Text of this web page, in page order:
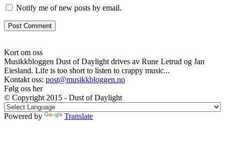
Notify me of new posts by email.
Kort om oss
Musikkbloggen Dust of Daylight drives av Rune Letrud og Jan
Eiesland. Life is too short to listen to crappy music...
Kontakt oss: post@musikkbloggen.no
Følg oss her
© Copyright 2015 - Dust of Daylight
Powered by Translate